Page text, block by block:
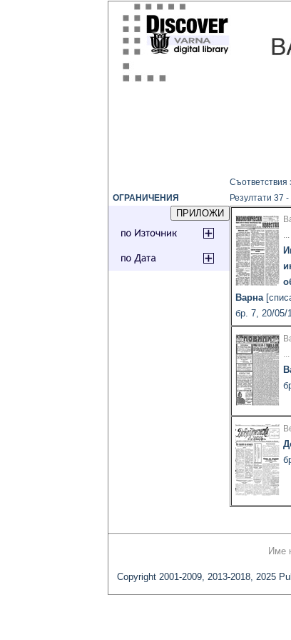
ОГРАНИЧЕНИЯ
Съответствия
Резултати 37
...
Варна
бр. 7, 20/05/
...
Име
Copyright 2001-2009, 2013-2018, 2025